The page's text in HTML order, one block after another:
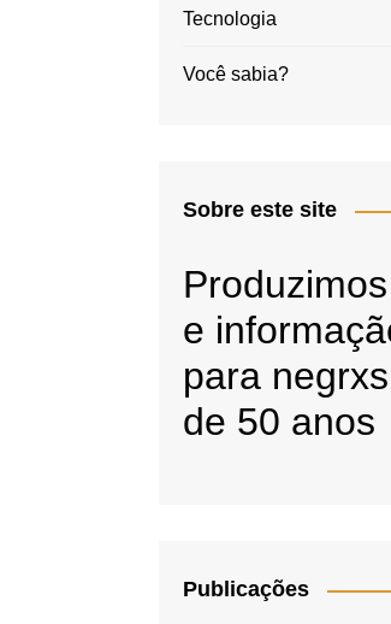
Tecnologia
Você sabia?
Sobre este site
e
para
de 50 anos
Publicações